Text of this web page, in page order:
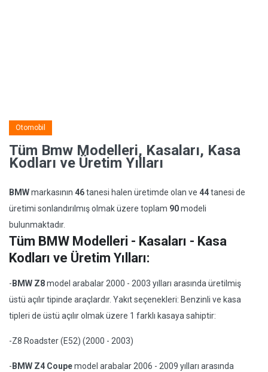
Otomobil
Tüm Bmw Modelleri, Kasaları, Kasa
Kodları ve Üretim Yılları
BMWmarkasının 46tanesi halen üretimde olan ve 44tanesi de
üretimi sonlandırılmış olmak üzere toplam 90modeli
bulunmaktadır.
Tüm BMW Modelleri - Kasaları - Kasa
Kodları ve Üretim Yılları:
- BMW Z8model arabalar 2000 - 2003 yılları arasında üretilmiş
üstü açılır tipinde araçlardır. Yakıt seçenekleri: Benzinli ve kasa
tipleri de üstü açılır olmak üzere 1 farklı kasaya sahiptir:
-Z8 Roadster (E52) (2000 - 2003)
- BMW Z4 Coupemodel arabalar 2006 - 2009 yılları arasında